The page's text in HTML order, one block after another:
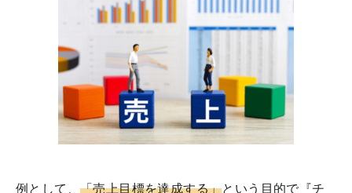
例として、 「売上目標を達成する」という目的で『チ